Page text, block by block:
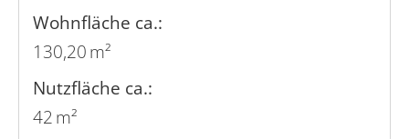
Wohnfläche ca.:
130,20 m²
Nutzfläche ca.:
42 m²